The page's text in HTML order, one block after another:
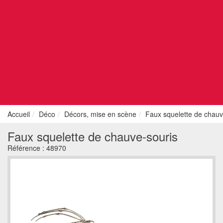
Accueil Déco Décors, mise en scène Faux squelette de
Faux squelette de chauve-souris
Référence : 48970